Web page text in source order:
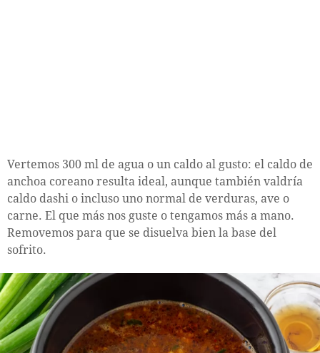
Vertemos 300 ml de agua o un caldo al gusto: el caldo de
anchoa coreano resulta ideal, aunque también valdría
caldo dashi o incluso uno normal de verduras, ave o
carne. El que más nos guste o tengamos más a mano.
Removemos para que se disuelva bien la base del
sofrito.